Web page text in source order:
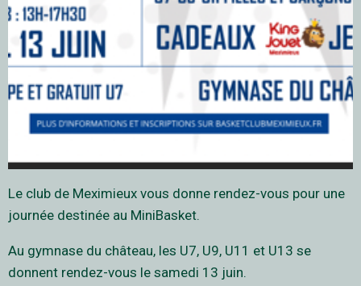
Le club de Meximieux vous donne rendez-vous pour une
journée destinée au MiniBasket.
Au gymnase du château, les U7, U9, U11 et U13 se
donnent rendez-vous le samedi 13 juin.